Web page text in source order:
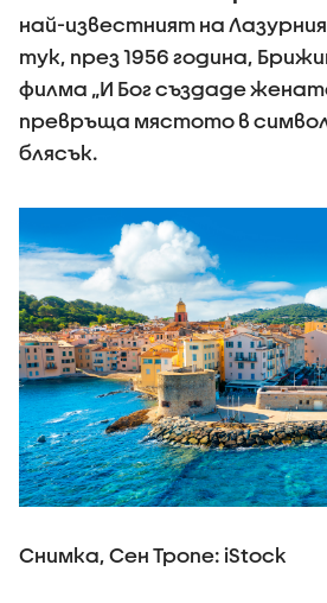
най-известният на
тук, през 1956 година,
филма „И Бог създаде
превръща мястото в
блясък.
Снимка, Сен Тропе: iStock